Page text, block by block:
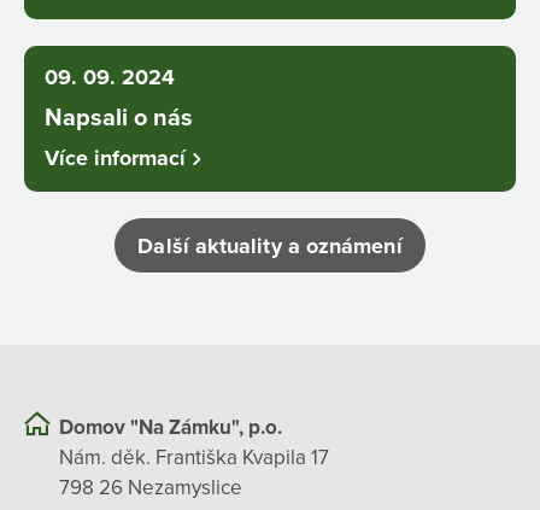
09. 09. 2024
Napsali o nás
Více informací
Další aktuality a oznámení
Domov "Na Zámku", p.o.
Nám. děk. Františka Kvapila 17
798 26 Nezamyslice